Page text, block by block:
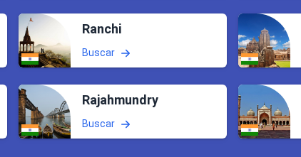
Ranchi
Buscar
Rajahmundry
Buscar